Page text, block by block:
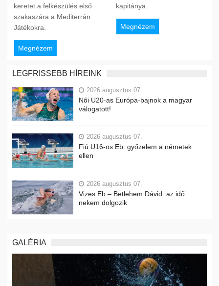
keretet a felkészülés első
szakaszára a Mediterrán
Játékokra.
Megnézem
kapitánya.
Megnézem
LEGFRISSEBB HÍREINK
2026 augusztus 07.
Női U20-as Európa-bajnok a magyar
válogatott!
2026 augusztus 07.
Fiú U16-os Eb: győzelem a németek
ellen
2026 augusztus 07.
Vizes Eb – Betlehem Dávid: az idő
nekem dolgozik
GALÉRIA